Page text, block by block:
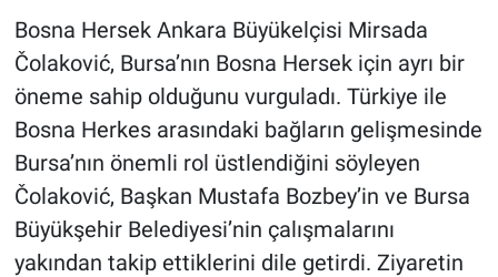
Bosna Hersek Ankara Büyükelçisi Mirsada
Čolaković, Bursa’nın Bosna Hersek için ayrı bir
öneme sahip olduğunu vurguladı. Türkiye ile
Bosna Herkes arasındaki bağların gelişmesinde
Bursa’nın önemli rol üstlendiğini söyleyen
Čolaković, Başkan Mustafa Bozbey’in ve Bursa
Büyükşehir Belediyesi’nin çalışmalarını
yakından takip ettiklerini dile getirdi. Ziyaretin